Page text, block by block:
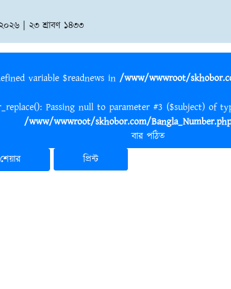
| ২৩ শ্রাবণ ১৪৩৩
variable $readnews in /www/wwwroot/
Passing null to parameter #3 ($subject) of
/www/wwwroot/skhobor.com/Bangla_Number.php
বার পঠিত
শেয়ার প্রিন্ট